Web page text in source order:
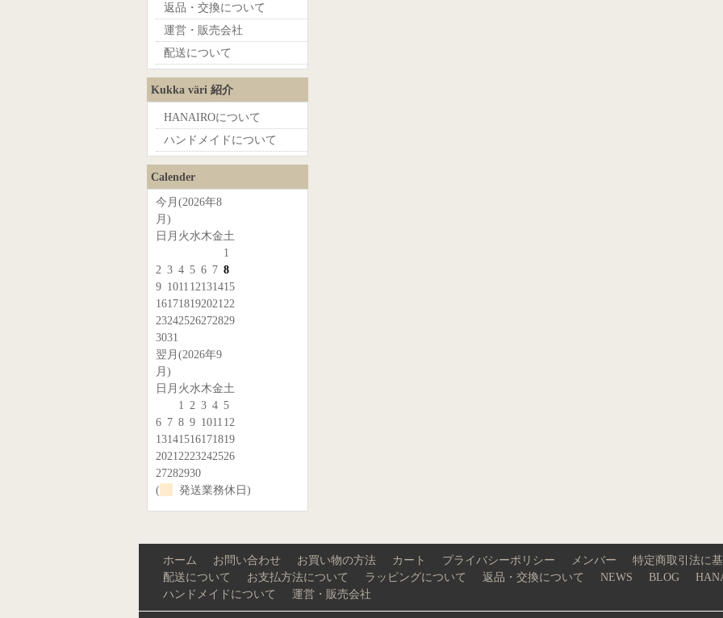
返品・交換について
運営・販売会社
配送について
Kukka väri 紹介
HANAIROについて
ハンドメイドについて
Calender
今月(2026年8
月)
日 月 火水木金土
1
2 3 4 5 6 7 8
9 1011 12131415
16171819202122
23242526272829
3031
翌月(2026年9
月)
日 月 火水木金土
1
2 3 4 5
6 7 8 9 1011 12
13141516171819
20212223242526
27282930
(
発送業務休日)
ホーム お問い合わせ お買い物の方法 カート プライバシーポリシー メンバー
特定商取引法に
配送について
お支払方法について ラッピングについて 返品・交換について NEWS BLOG
ハンドメイドについて
運営・販売会社